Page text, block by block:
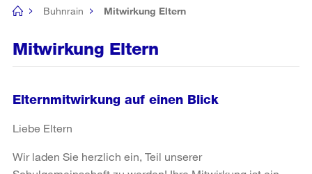
Navigation
[no
Buhnrain Mitwirkung Eltern
Mitwirkung Eltern
Elternmitwirkung auf einen Blick
Liebe Eltern
Wir laden Sie herzlich ein, Teil unserer